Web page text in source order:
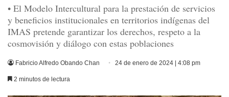
• El Modelo Intercultural para la prestación de servicios
y beneficios institucionales en territorios indígenas del
IMAS pretende garantizar los derechos, respeto a la
cosmovisión y diálogo con estas poblaciones
Fabricio Alfredo Obando Chan 24 de enero de 2024 | 4:08 pm
2 minutos de lectura